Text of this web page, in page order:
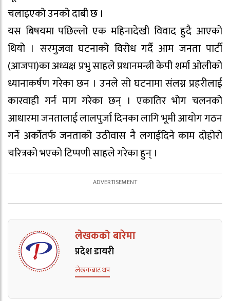
चलाइएको उनको दाबी छ ।
यस बिषयमा पछिल्लो एक महिनादेखी विवाद हुदै आएको
थियो । सरमुजवा घटनाको विरोध गर्दै आम जनता पार्टी
(आजपा)का अध्यक्ष प्रभु साहले प्रधानमन्त्री केपी शर्मा ओलीको
ध्यानाकर्षण गरेका छन । उनले सो घटनामा संलग्न प्रहरीलाई
कारवाही गर्न माग गरेका छन् । एकातिर भोग चलनको
आधारमा जनतालाई लालपुर्जा दिनका लागि भूमी आयोग गठन
गर्ने अर्कोतर्फ जनताको उठीवास नै लगाईदिने काम दोहोरो
चरित्रको भएको टिप्पणी साहले गरेका हुन् ।
लेखकको बारेमा
प्रदेश डायरी
लेखकबाट थप